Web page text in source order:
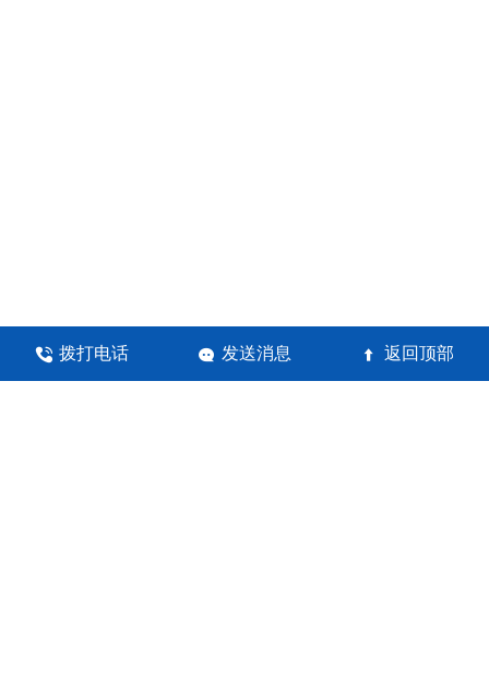
 拨打电话  发送消息  返回顶部